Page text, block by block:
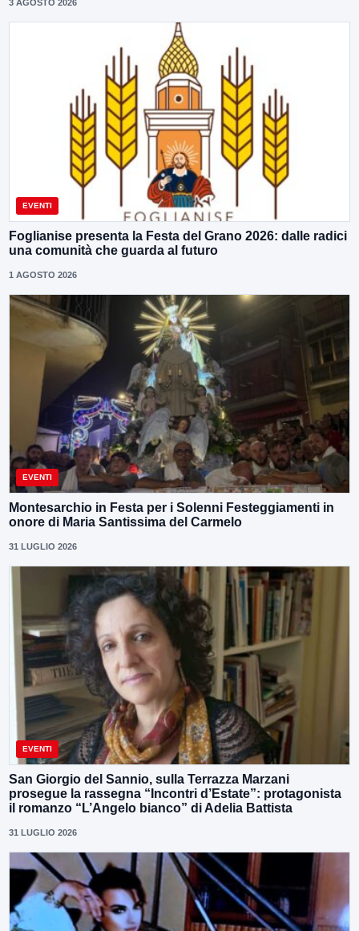
3 AGOSTO 2026
EVENTI
Foglianise presenta la Festa del Grano 2026: dalle radici
una comunità che guarda al futuro
1 AGOSTO 2026
EVENTI
Montesarchio in Festa per i Solenni Festeggiamenti in
onore di Maria Santissima del Carmelo
31 LUGLIO 2026
EVENTI
San Giorgio del Sannio, sulla Terrazza Marzani
prosegue la rassegna “Incontri d’Estate”: protagonista
il romanzo “L’Angelo bianco” di Adelia Battista
31 LUGLIO 2026